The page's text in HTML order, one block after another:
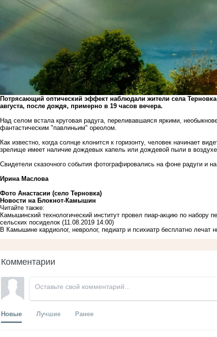
Потрясающий оптический эффект наблюдали жители села
августа, после дождя, примерно в 19 часов вечера.
Над селом встала круговая радуга, переливавшаяся яркими,
фантастическим "павлиньим" ореолом.
Как известно, когда солнце клонится к горизонту, человек начинает
зрелище имеет наличие дождевых капель или дождевой пыли в воздухе
Свидетели сказочного события фотографировались на фоне радуги и
Ирина Маслова
Фото Анастасии (село Терновка)
Новости на Блoкнoт-Камышин
Читайте также:
Камышинский технологический институт провел пиар-акцию по набору
сельских посиделок (11.08.2019 14:00)
В Камышине кардиолог, невролог, педиатр и психиатр бесплатно
Комментарии
Новые Лучшие Ранее